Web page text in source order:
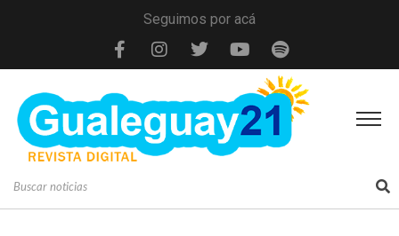
Seguimos por acá